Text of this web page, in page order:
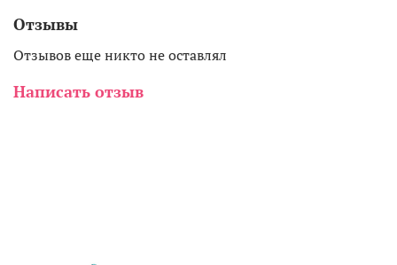
Отзывы
Отзывов еще никто не оставлял
Написать отзыв